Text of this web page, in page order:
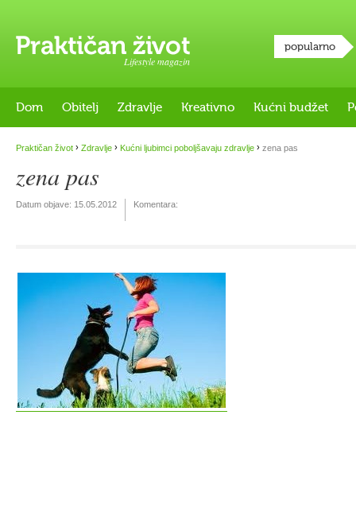
Lifestyle magazin
popularno
Dom Obitelj Zdravlje Kreativno Kućni budžet
Praktičan život › Zdravlje › Kućni ljubimci poboljšavaju zdravlje › zena pas
zena pas
Datum objave: 15.05.2012 Komentara: